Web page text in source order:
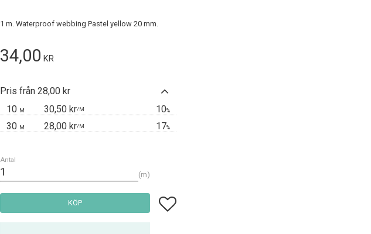
1 m. Waterproof webbing Pastel yellow 20 mm.
34,00 KR
Pris från 28,00 kr
10 M 30,50 kr/M 10%
30 M 28,00 kr/M 17%
Antal
m
KÖP Lägg till i favoriter